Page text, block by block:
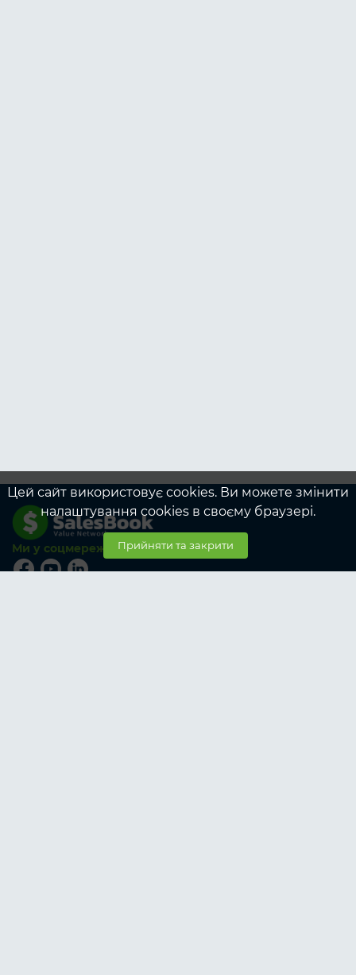
Ми у соцмережах
Цей сайт використовує cookies. Ви можете змінити
налаштування cookies в своєму браузері.
Прийняти та закрити